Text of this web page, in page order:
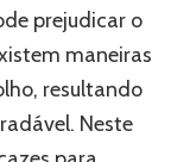
prejudicar o
maneiras
resultando
Neste